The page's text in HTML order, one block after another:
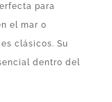
para
el mar o
clásicos. Su
dentro del